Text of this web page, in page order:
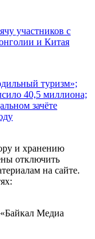
участников с
и Китая
туризм»;
40,5 миллиона;
зачёте
и хранению
отключить
на сайте.
Медиа